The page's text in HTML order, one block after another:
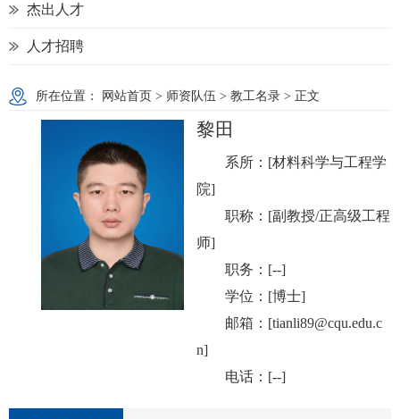
杰出人才
人才招聘
所在位置： 网站首页 > 师资队伍 > 教工名录 > 正文
黎田
系所：[材料科学与工程学
院]
职称：[副教授/正高级工程
师]
职务：[--]
学位：[博士]
邮箱：[tianli89@cqu.edu.c
n]
电话：[--]